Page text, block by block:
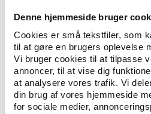
Denne hjemmeside bruger
Cookies er små tekstfiler, som
til at gøre en brugers oplevelse
Vi bruger cookies til at tilpasse
annoncer, til at vise dig
at analysere vores trafik. Vi
din brug af vores hjemmeside
for sociale medier,
holde os opdaterede om,
de forskellige genrer på
mødes med organisationerne,
møder miljøet. Er vi i tvivl om
baggrundsviden hos
Jonas Viggo Pedersen fra